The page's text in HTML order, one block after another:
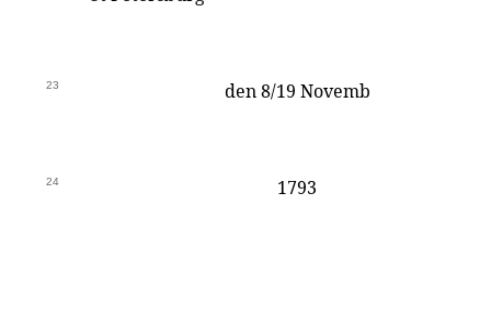
23 den 8/19 Novemb
24 1793